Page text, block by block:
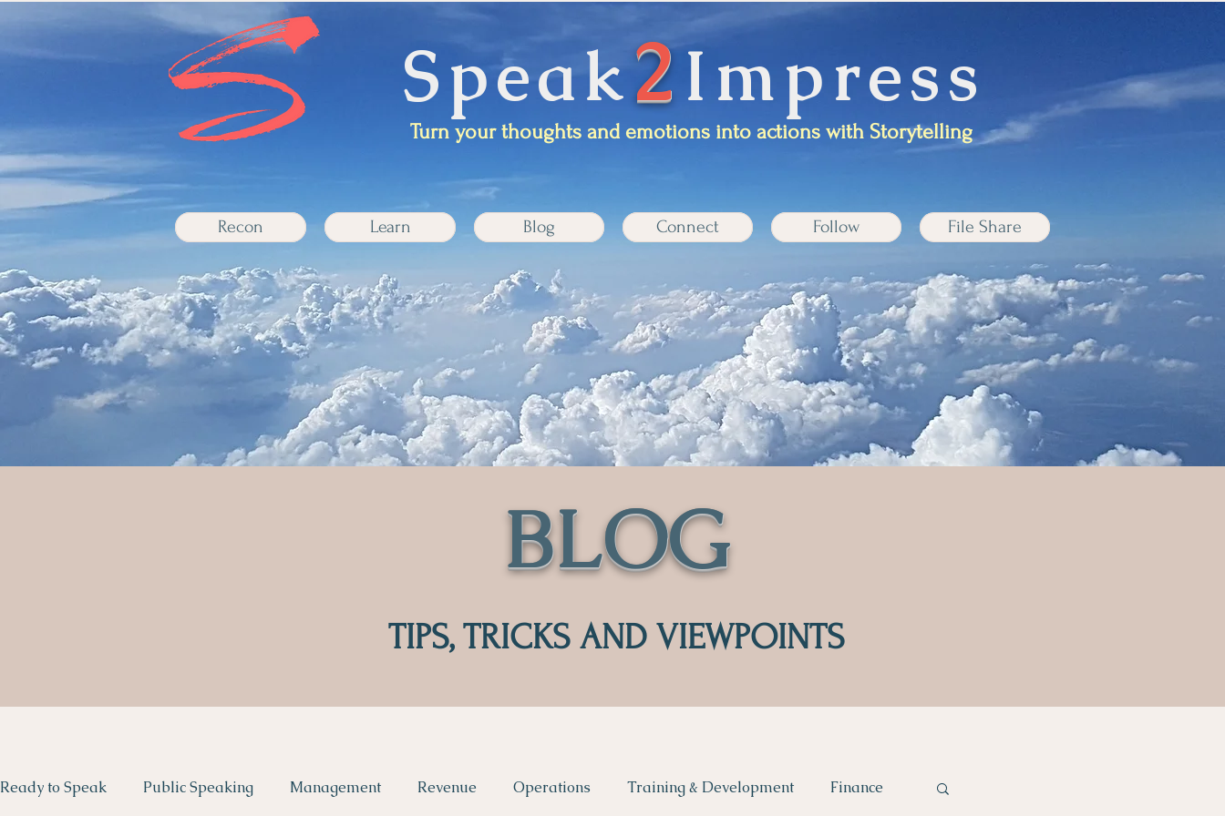
Turn your thoughts and emotions into actions with Storytelling
Speak2Impress
Recon Learn Blog Connect Follow File Share
BLOG
TIPS, TRICKS AND VIEWPOINTS
Ready to Speak Public Speaking Management Revenue Operations Training & Development Finance